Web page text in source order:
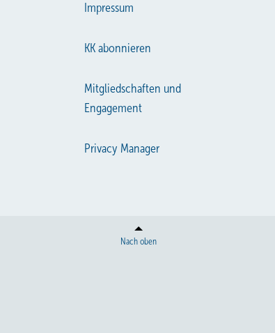
Impressum
KK abonnieren
Mitgliedschaften und
Engagement
Privacy Manager
Nach oben